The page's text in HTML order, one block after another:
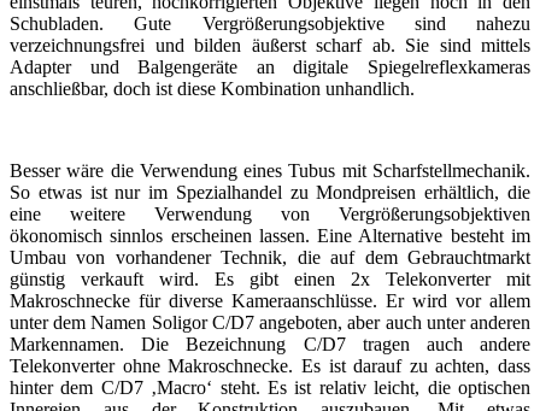
Schubladen. Gute Vergrößerungsobjektive sind nahezu
verzeichnungsfrei und bilden äußerst scharf ab. Sie sind mittels
Adapter und Balgengeräte an digitale Spiegelreflexkameras
anschließbar, doch ist diese Kombination unhandlich.
Besser wäre die Verwendung eines Tubus mit Scharfstellmechanik.
So etwas ist nur im Spezialhandel zu Mondpreisen erhältlich, die
eine weitere Verwendung von Vergrößerungsobjektiven
ökonomisch sinnlos erscheinen lassen. Eine Alternative besteht im
Umbau von vorhandener Technik, die auf dem Gebrauchtmarkt
günstig verkauft wird. Es gibt einen 2x Telekonverter mit
Makroschnecke für diverse Kameraanschlüsse. Er wird vor allem
unter dem Namen Soligor C/D7 angeboten, aber auch unter anderen
Markennamen. Die Bezeichnung C/D7 tragen auch andere
Telekonverter ohne Makroschnecke. Es ist darauf zu achten, dass
hinter dem C/D7 ‚Macro‘ steht. Es ist relativ leicht, die optischen